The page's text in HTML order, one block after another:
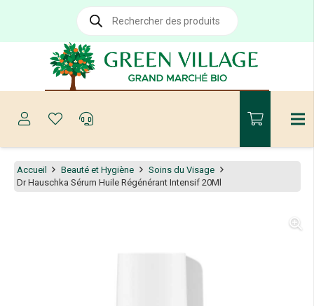
Recherche
produits
Accueil Beauté et Hygiène
Soins du Visage
Dr Hauschka Sérum Huile Régénérant Intensif 20Ml